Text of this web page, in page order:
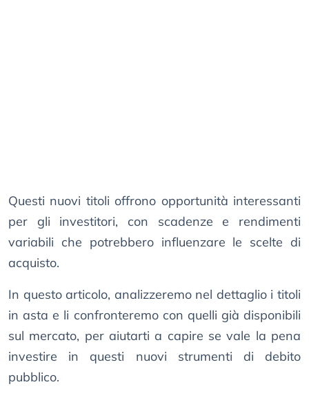
Questi nuovi titoli offrono opportunità interessanti
per gli investitori, con scadenze e rendimenti
variabili che potrebbero influenzare le scelte di
acquisto.
In questo articolo, analizzeremo nel dettaglio i titoli
in asta e li confronteremo con quelli già disponibili
sul mercato, per aiutarti a capire se vale la pena
investire in questi nuovi strumenti di debito
pubblico.